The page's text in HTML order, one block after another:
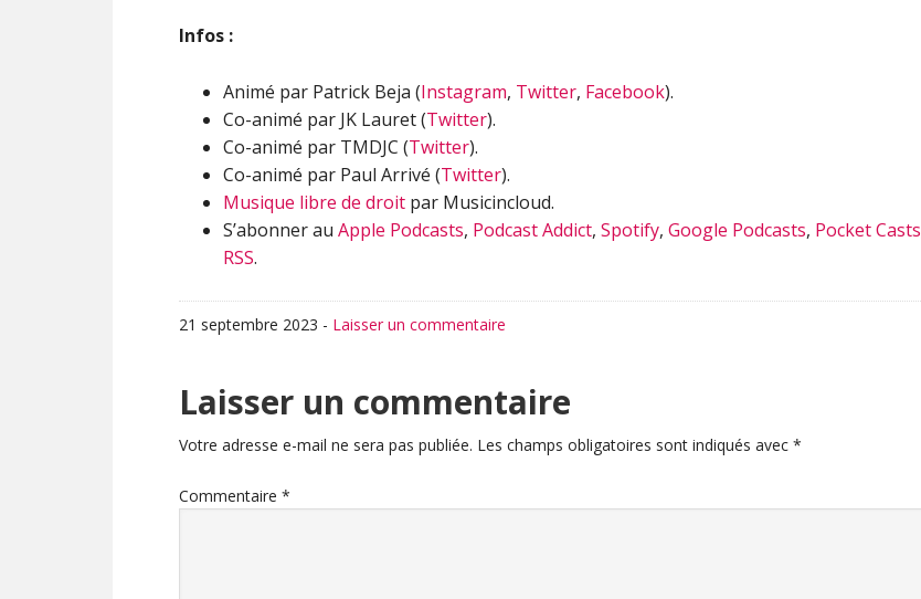
Infos :
Animé par Patrick Beja (Instagram, Twitter, Facebook).
Co-animé par JK Lauret (Twitter).
Co-animé par TMDJC (Twitter).
Co-animé par Paul Arrivé (Twitter).
Musique libre de droit par Musicincloud.
S’abonner au Apple Podcasts, Podcast Addict, Spotify, Google Podcasts, Pocket Casts
RSS.
21 septembre 2023 - Laisser un commentaire
Interactions
du
lecteur
Laisser un commentaire
Votre adresse e-mail ne sera pas publiée. Les champs obligatoires sont indiqués avec *
Commentaire *